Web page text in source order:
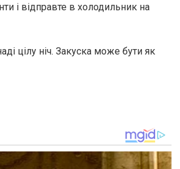
і відправте в холодильник на
цілу ніч. Закуска може бути як